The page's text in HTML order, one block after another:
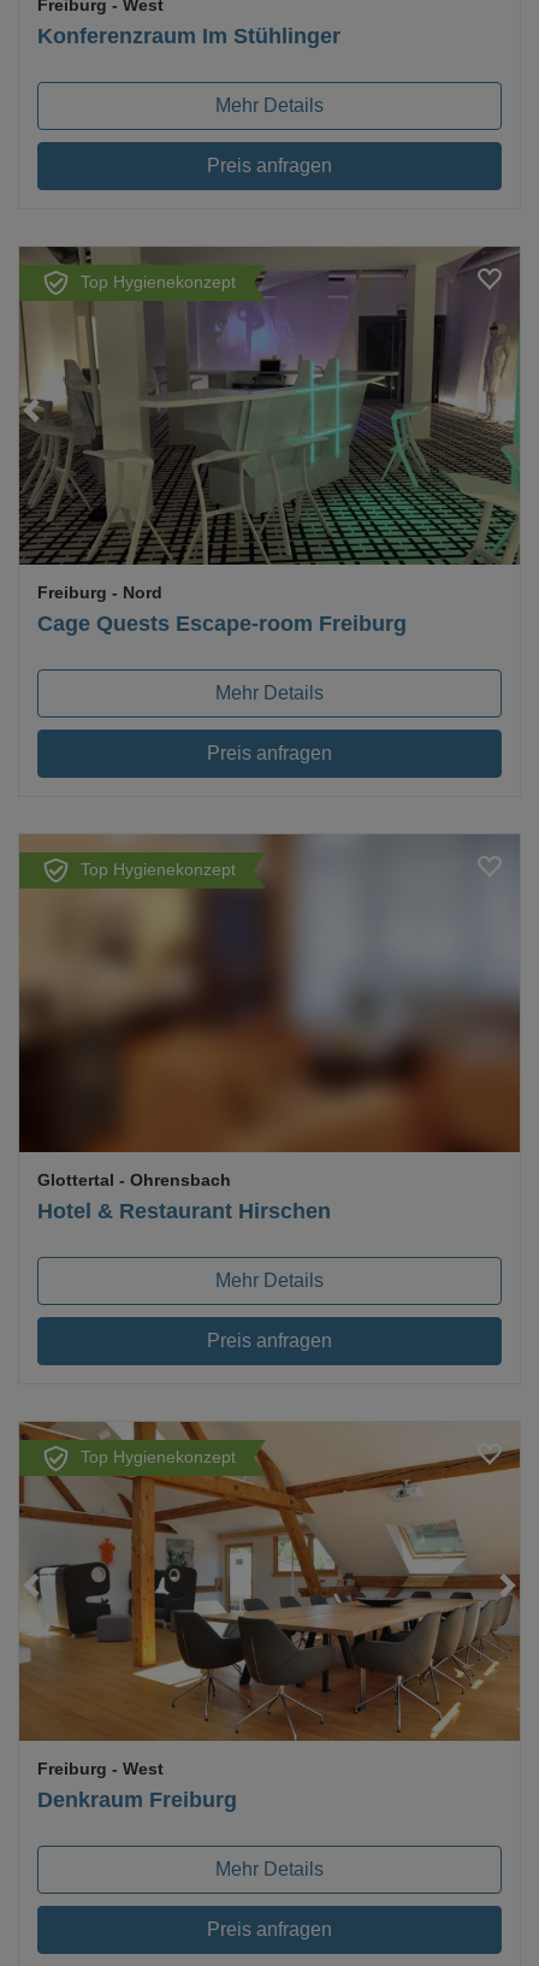
Konferenzraum Im Stühlinger
Freiburg - West
Mehr Details
Preis anfragen
Top Hygienekonzept
Cage Quests Escape-room Freiburg
Freiburg - Nord
Mehr Details
Preis anfragen
Top Hygienekonzept
Hotel & Restaurant Hirschen
Glottertal - Ohrensbach
Mehr Details
Preis anfragen
Top Hygienekonzept
Denkraum Freiburg
Freiburg - West
Mehr Details
Preis anfragen